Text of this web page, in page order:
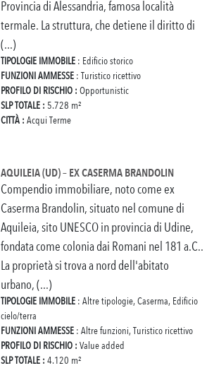
Provincia di Alessandria, famosa località
termale. La struttura, che detiene il diritto di
(...)
TIPOLOGIE IMMOBILE : Edificio storico
FUNZIONI AMMESSE : Turistico ricettivo
PROFILO DI RISCHIO : Opportunistic
SLP TOTALE : 5.728 m²
CITTÀ : Acqui Terme
AQUILEIA (UD) – EX CASERMA BRANDOLIN
Compendio immobiliare, noto come ex
Caserma Brandolin, situato nel comune di
Aquileia, sito UNESCO in provincia di Udine,
fondata come colonia dai Romani nel 181 a.C..
La proprietà si trova a nord dell'abitato
urbano, (...)
TIPOLOGIE IMMOBILE : Altre tipologie, Caserma, Edificio
cielo/terra
FUNZIONI AMMESSE : Altre funzioni, Turistico ricettivo
PROFILO DI RISCHIO : Value added
SLP TOTALE : 4.120 m²